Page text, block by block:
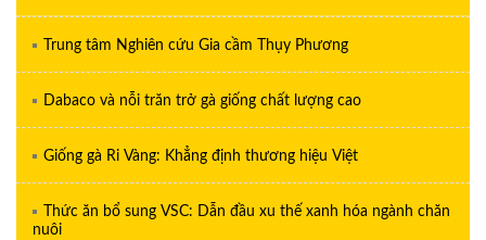
Trung tâm Nghiên cứu Gia cầm Thụy Phương
Dabaco và nỗi trăn trở gà giống chất lượng cao
Giống gà Ri Vàng: Khẳng định thương hiệu Việt
Thức ăn bổ sung VSC: Dẫn đầu xu thế xanh hóa ngành chăn
nuôi